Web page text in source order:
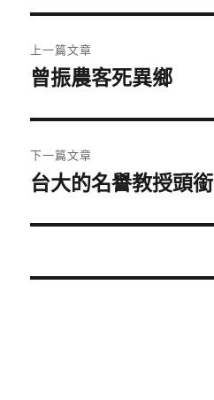
章
覽
上一篇文章
上
篇
文
章:
曾振農客死異鄉
下一篇文章
下
篇
章:
台大的名譽教授頭銜